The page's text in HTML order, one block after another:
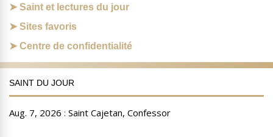
Saint et lectures du jour
Sites favoris
Centre de confidentialité
SAINT DU JOUR